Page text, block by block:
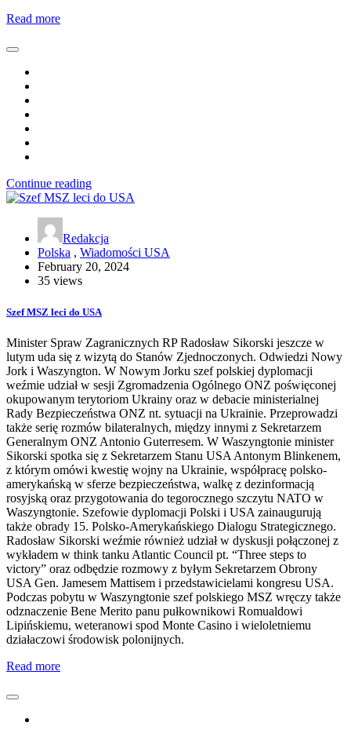
Read more
Continue reading
Redakcja
Polska , Wiadomości USA
February 20, 2024
35 views
Szef MSZ leci do USA
Minister Spraw Zagranicznych RP Radosław Sikorski jeszcze w
lutym uda się z wizytą do Stanów Zjednoczonych. Odwiedzi Nowy
Jork i Waszyngton. W Nowym Jorku szef polskiej dyplomacji
weźmie udział w sesji Zgromadzenia Ogólnego ONZ poświęconej
okupowanym terytoriom Ukrainy oraz w debacie ministerialnej
Rady Bezpieczeństwa ONZ nt. sytuacji na Ukrainie. Przeprowadzi
także serię rozmów bilateralnych, między innymi z Sekretarzem
Generalnym ONZ Antonio Guterresem. W Waszyngtonie minister
Sikorski spotka się z Sekretarzem Stanu USA Antonym Blinkenem,
z którym omówi kwestię wojny na Ukrainie, współpracę polsko-
amerykańską w sferze bezpieczeństwa, walkę z dezinformacją
rosyjską oraz przygotowania do tegorocznego szczytu NATO w
Waszyngtonie. Szefowie dyplomacji Polski i USA zainaugurują
także obrady 15. Polsko-Amerykańskiego Dialogu Strategicznego.
Radosław Sikorski weźmie również udział w dyskusji połączonej z
wykładem w think tanku Atlantic Council pt. “Three steps to
victory” oraz odbędzie rozmowy z byłym Sekretarzem Obrony
USA Gen. Jamesem Mattisem i przedstawicielami kongresu USA.
Podczas pobytu w Waszyngtonie szef polskiego MSZ wręczy także
odznaczenie Bene Merito panu pułkownikowi Romualdowi
Lipińskiemu, weteranowi spod Monte Casino i wieloletniemu
działaczowi środowisk polonijnych.
Read more